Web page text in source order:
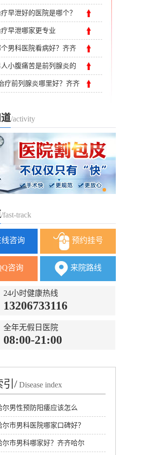
多少钱
早泄好的医院是哪个？
生早泄？
早泄哪家更专业
男科医院看病好？齐齐
小腹痛苦是前列腺炎的
疗前列腺炎哪里好？齐齐
/activity
/fast-track
咨询 预约挂号
咨询 来院路线
24小时健康热线
13206733116
全年无假日医院
08:00-21:00
引/ Disease index
尔男性预防阳痿应该怎么
尔市男科医院哪家口碑好？
尔附大男科医院
尔市男科哪家好？齐齐哈尔